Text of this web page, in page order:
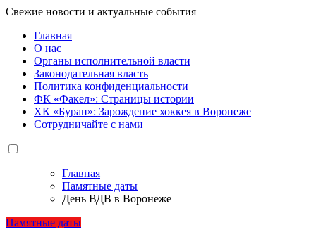
Свежие новости и актуальные события
Главная
О нас
Органы исполнительной власти
Законодательная власть
Политика конфиденциальности
ФК «Факел»: Страницы истории
ХК «Буран»: Зарождение хоккея в Воронеже
Сотрудничайте с нами
Главная
Памятные даты
День ВДВ в Воронеже
Памятные даты